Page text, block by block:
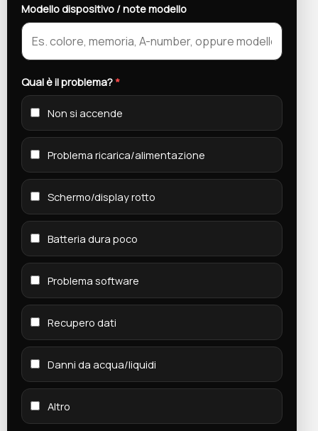
Modello dispositivo / note modello
Qual è il problema?*
Non si accende
Problema ricarica/alimentazione
Schermo/display rotto
Batteria dura poco
Problema software
Recupero dati
Danni da acqua/liquidi
Altro